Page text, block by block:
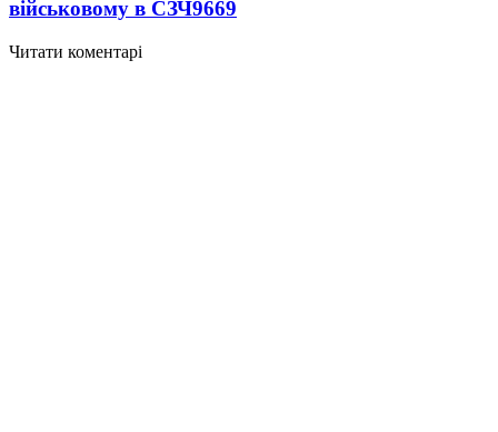
військовому в СЗЧ9669
Читати коментарі